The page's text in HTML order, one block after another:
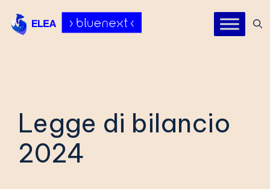
contenuto
Legge di bilancio
2024